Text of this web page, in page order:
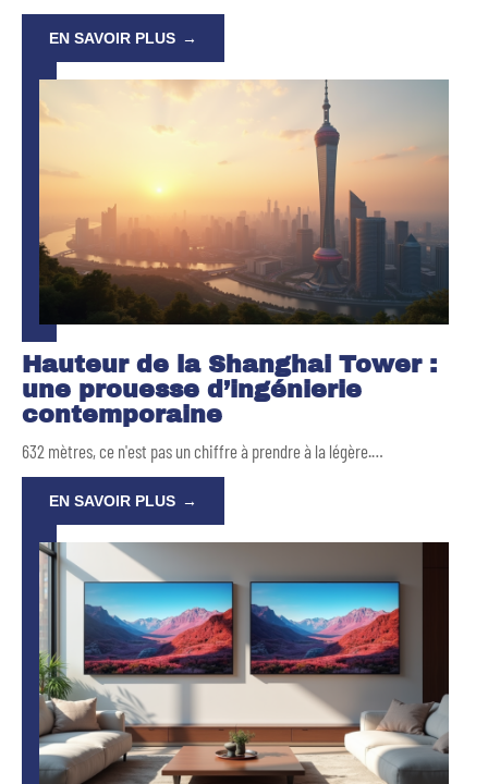
EN SAVOIR PLUS
Hauteur de la Shanghai Tower :
une prouesse d’ingénierie
contemporaine
632 mètres, ce n'est pas un chiffre à prendre à la légère.…
EN SAVOIR PLUS